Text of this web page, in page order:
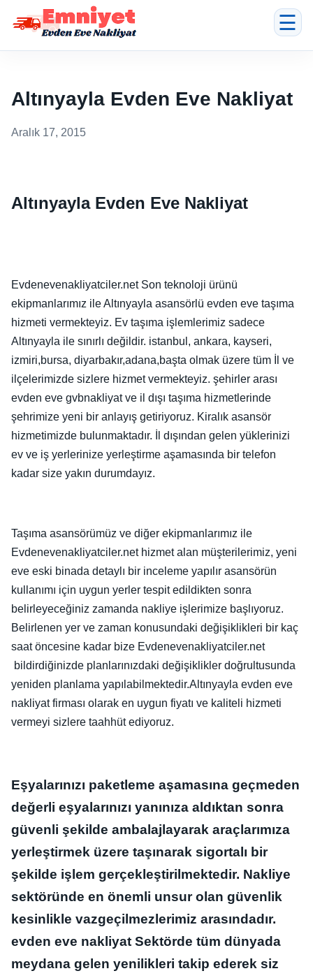
☰
Altınyayla Evden Eve Nakliyat
Aralık 17, 2015
Altınyayla Evden Eve Nakliyat
Evdenevenakliyatciler.net Son teknoloji ürünü
ekipmanlarımız ile Altınyayla asansörlü evden eve taşıma
hizmeti vermekteyiz. Ev taşıma işlemlerimiz sadece
Altınyayla ile sınırlı değildir. istanbul, ankara, kayseri,
izmiri,bursa, diyarbakır,adana,başta olmak üzere tüm İl ve
ilçelerimizde sizlere hizmet vermekteyiz. şehirler arası
evden eve gvbnakliyat ve il dışı taşıma hizmetlerinde
şehrimize yeni bir anlayış getiriyoruz. Kiralık asansör
hizmetimizde bulunmaktadır. İl dışından gelen yüklerinizi
ev ve iş yerlerinize yerleştirme aşamasında bir telefon
kadar size yakın durumdayız.
Taşıma asansörümüz ve diğer ekipmanlarımız ile
Evdenevenakliyatciler.net hizmet alan müşterilerimiz, yeni
eve eski binada detaylı bir inceleme yapılır asansörün
kullanımı için uygun yerler tespit edildikten sonra
belirleyeceğiniz zamanda nakliye işlerimize başlıyoruz.
Belirlenen yer ve zaman konusundaki değişiklikleri bir kaç
saat öncesine kadar bize Evdenevenakliyatciler.net
bildirdiğinizde planlarınızdaki değişiklikler doğrultusunda
yeniden planlama yapılabilmektedir.Altınyayla evden eve
nakliyat firması olarak en uygun fiyatı ve kaliteli hizmeti
vermeyi sizlere taahhüt ediyoruz.
Eşyalarınızı paketleme aşamasına geçmeden
değerli eşyalarınızı yanınıza aldıktan sonra
güvenli şekilde ambalajlayarak araçlarımıza
yerleştirmek üzere taşınarak sigortalı bir
şekilde işlem gerçekleştirilmektedir. Nakliye
sektöründe en önemli unsur olan güvenlik
kesinlikle vazgeçilmezlerimiz arasındadır.
evden eve nakliyat Sektörde tüm dünyada
meydana gelen yenilikleri takip ederek siz